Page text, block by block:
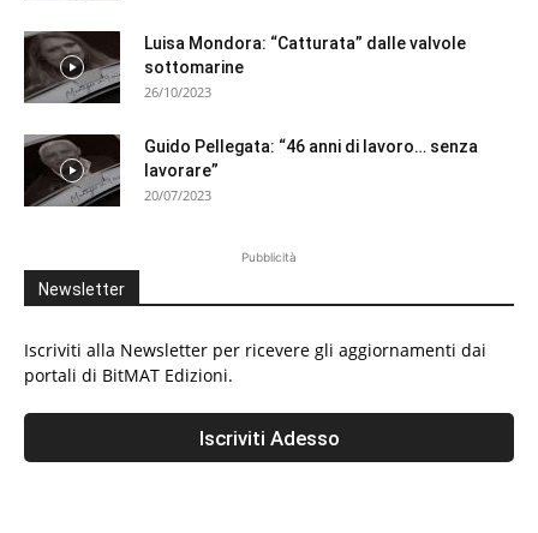
Luisa Mondora: “Catturata” dalle valvole
sottomarine
26/10/2023
Guido Pellegata: “46 anni di lavoro… senza
lavorare”
20/07/2023
Pubblicità
Newsletter
Iscriviti alla Newsletter per ricevere gli aggiornamenti dai
portali di BitMAT Edizioni.